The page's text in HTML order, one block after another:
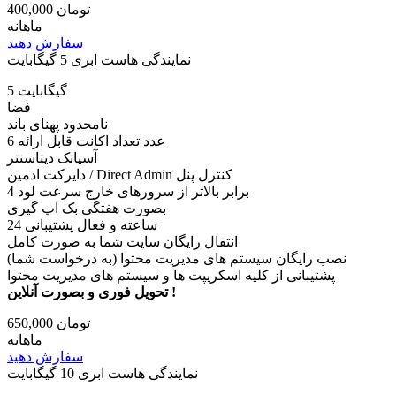
400,000 تومان
ماهانه
سفارش دهید
نمایندگی هاست ابری 5 گیگابایت
5 گیگابایت
فضا
نامحدود پهنای باند
6 عدد تعداد اکانت قابل ارائه
آسیاتک دیتاسنتر
دایرکت ادمین / Direct Admin کنترل پنل
4 برابر بالاتر از سرورهای خارج سرعت لود
بصورت هفتگی بک اپ گیری
24 ساعته و فعال پشتیبانی
انتقال رایگان سایت شما به صورت کامل
نصب رایگان سیستم های مدیریت محتوا (به درخواست شما)
پشتیبانی از کلیه اسکریپت ها و سیستم های مدیریت محتوا
تحویل فوری و بصورت آنلاین !
650,000 تومان
ماهانه
سفارش دهید
نمایندگی هاست ابری 10 گیگابایت